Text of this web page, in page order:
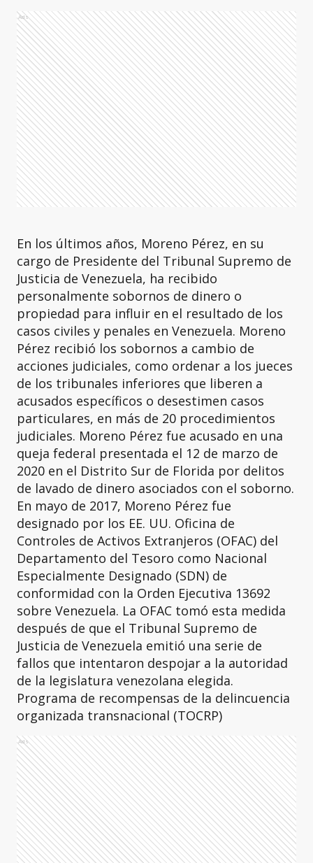
Ads
En los últimos años, Moreno Pérez, en su
cargo de Presidente del Tribunal Supremo de
Justicia de Venezuela, ha recibido
personalmente sobornos de dinero o
propiedad para influir en el resultado de los
casos civiles y penales en Venezuela. Moreno
Pérez recibió los sobornos a cambio de
acciones judiciales, como ordenar a los jueces
de los tribunales inferiores que liberen a
acusados ​​específicos o desestimen casos
particulares, en más de 20 procedimientos
judiciales. Moreno Pérez fue acusado en una
queja federal presentada el 12 de marzo de
2020 en el Distrito Sur de Florida por delitos
de lavado de dinero asociados con el soborno.
En mayo de 2017, Moreno Pérez fue
designado por los EE. UU. Oficina de
Controles de Activos Extranjeros (OFAC) del
Departamento del Tesoro como Nacional
Especialmente Designado (SDN) de
conformidad con la Orden Ejecutiva 13692
sobre Venezuela. La OFAC tomó esta medida
después de que el Tribunal Supremo de
Justicia de Venezuela emitió una serie de
fallos que intentaron despojar a la autoridad
de la legislatura venezolana elegida.
Programa de recompensas de la delincuencia
organizada transnacional (TOCRP)
Ads